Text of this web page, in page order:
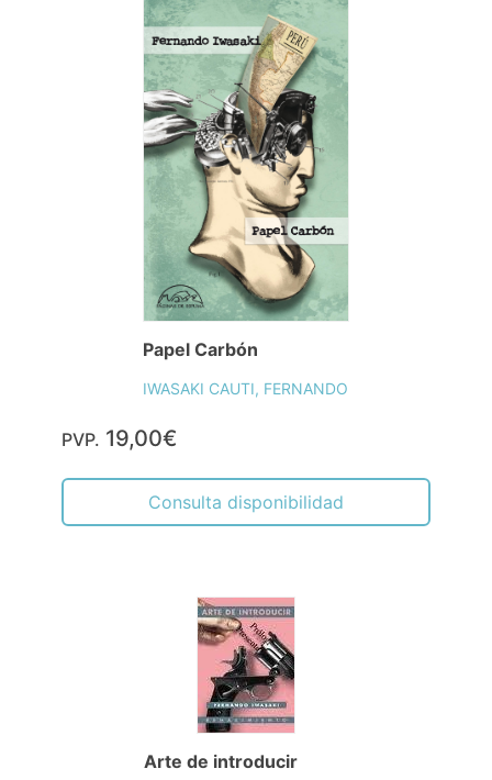
Papel Carbón
IWASAKI CAUTI, FERNANDO
PVP. 19,00€
Consulta disponibilidad
Arte de introducir